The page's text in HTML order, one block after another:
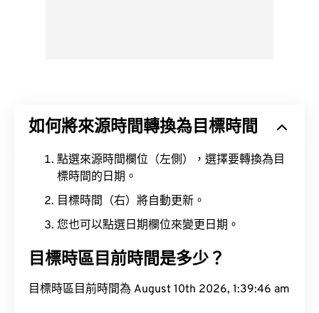
如何將來源時間轉換為目標時間
點選來源時間欄位（左側），選擇要轉換為目
標時間的日期。
目標時間（右）將自動更新。
您也可以點選日期欄位來變更日期。
目標時區目前時間是多少？
目標時區目前時間為 August 10th 2026, 1:39:47 am